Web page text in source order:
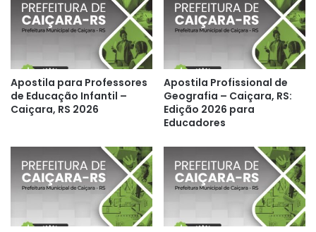
Apostila para Professores
de Educação Infantil –
Caiçara, RS 2026
Apostila Profissional de
Geografia – Caiçara, RS:
Edição 2026 para
Educadores